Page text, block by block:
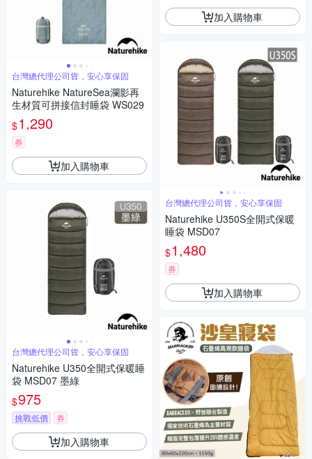
台灣總代理公司貨，安心享保固
Naturehike NatureSea瀾影再
生材質可拼接信封睡袋 WS029
$1,290
券
加入購物車
台灣總代理公司貨，安心享保固
Naturehike U350全開式保暖睡
袋 MSD07 墨綠
$975
挑戰低價 券
加入購物車
加入購物車
台灣總代理公司貨，安心享保固
Naturehike U350S全開式保暖
睡袋 MSD07
$1,480
券
加入購物車